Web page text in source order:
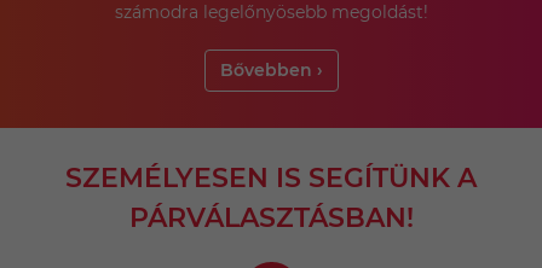
számodra legelőnyösebb megoldást!
Bővebben ›
SZEMÉLYESEN IS SEGÍTÜNK A
PÁRVÁLASZTÁSBAN!